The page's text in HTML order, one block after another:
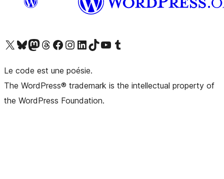
Visitez notre compte X (précédemment Twitter)
Visiter notre compte Bluesky
Visiter notre compte Mastodon
Visiter notre compte Threads
Consulter notre compte Facebook
Consulter notre compte Instagram
Consulter notre compte LinkedIn
Visiter notre compte TokTok
Visiter notre chaîne YouTube
Visiter notre compte Tumblr
Le code est une poésie.
The WordPress® trademark is the intellectual property of
the WordPress Foundation.